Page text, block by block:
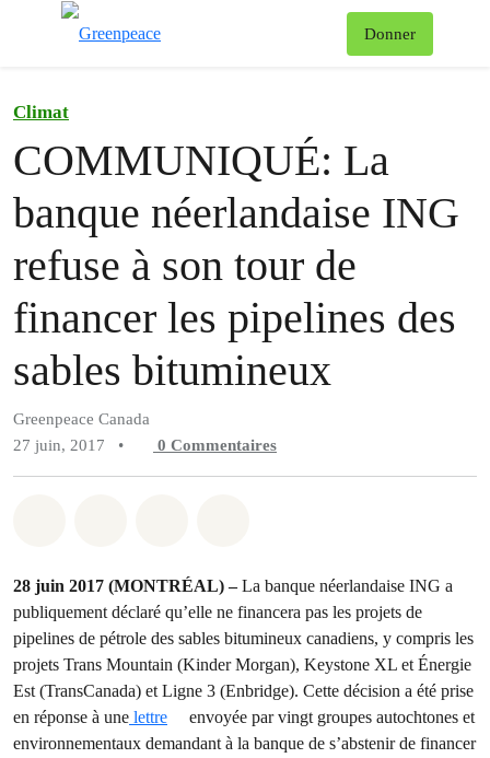
Donner
Climat
COMMUNIQUÉ: La
banque néerlandaise ING
refuse à son tour de
financer les pipelines des
sables bitumineux
Greenpeace Canada
27 juin, 2017
• 0 Commentaires
28 juin 2017 (MONTRÉAL) –La banque néerlandaise ING a
publiquement déclaré qu’elle ne financera pas les projets de
pipelines de pétrole des sables bitumineux canadiens, y compris les
projets Trans Mountain (Kinder Morgan), Keystone XL et Énergie
Est (TransCanada) et Ligne 3 (Enbridge). Cette décision a été prise
en réponse à une lettre
envoyée par vingt groupes autochtones et
environnementaux demandant à la banque de s’abstenir de financer